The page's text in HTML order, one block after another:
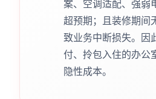
案、空调适配、强弱
超预期；且装修期间
致业务中断损失。因
付、拎包入住的办公
隐性成本。